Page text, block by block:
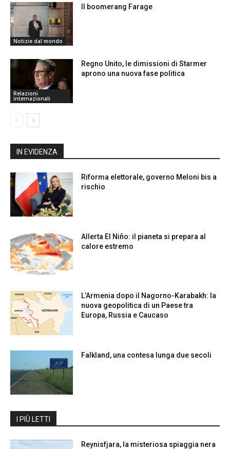
Notizie dal mondo
Il boomerang Farage
Relazioni
internazionali
Regno Unito, le dimissioni di Starmer
aprono una nuova fase politica
IN EVIDENZA
Riforma elettorale, governo Meloni bis a
rischio
Allerta El Niño: il pianeta si prepara al
calore estremo
L’Armenia dopo il Nagorno-Karabakh: la
nuova geopolitica di un Paese tra
Europa, Russia e Caucaso
Falkland, una contesa lunga due secoli
I PIÙ LETTI
Reynisfjara, la misteriosa spiaggia nera